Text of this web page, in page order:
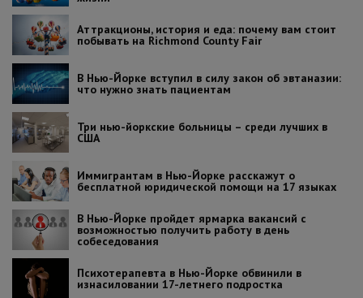
Аттракционы, история и еда: почему вам стоит
побывать на Richmond County Fair
В Нью-Йорке вступил в силу закон об эвтаназии:
что нужно знать пациентам
Три нью-йоркские больницы – среди лучших в
США
Иммигрантам в Нью-Йорке расскажут о
бесплатной юридической помощи на 17 языках
В Нью-Йорке пройдет ярмарка вакансий с
возможностью получить работу в день
собеседования
Психотерапевта в Нью-Йорке обвинили в
изнасиловании 17-летнего подростка